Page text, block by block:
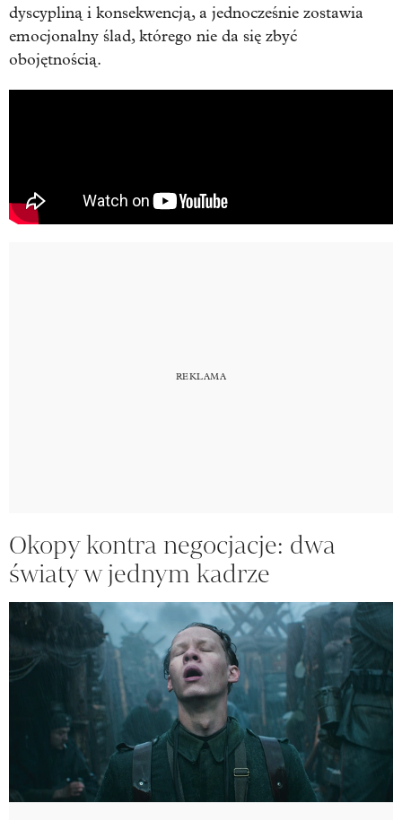
dyscypliną i konsekwencją, a jednocześnie zostawia
emocjonalny ślad, którego nie da się zbyć
obojętnością.
Okopy kontra negocjacje: dwa
światy w jednym kadrze